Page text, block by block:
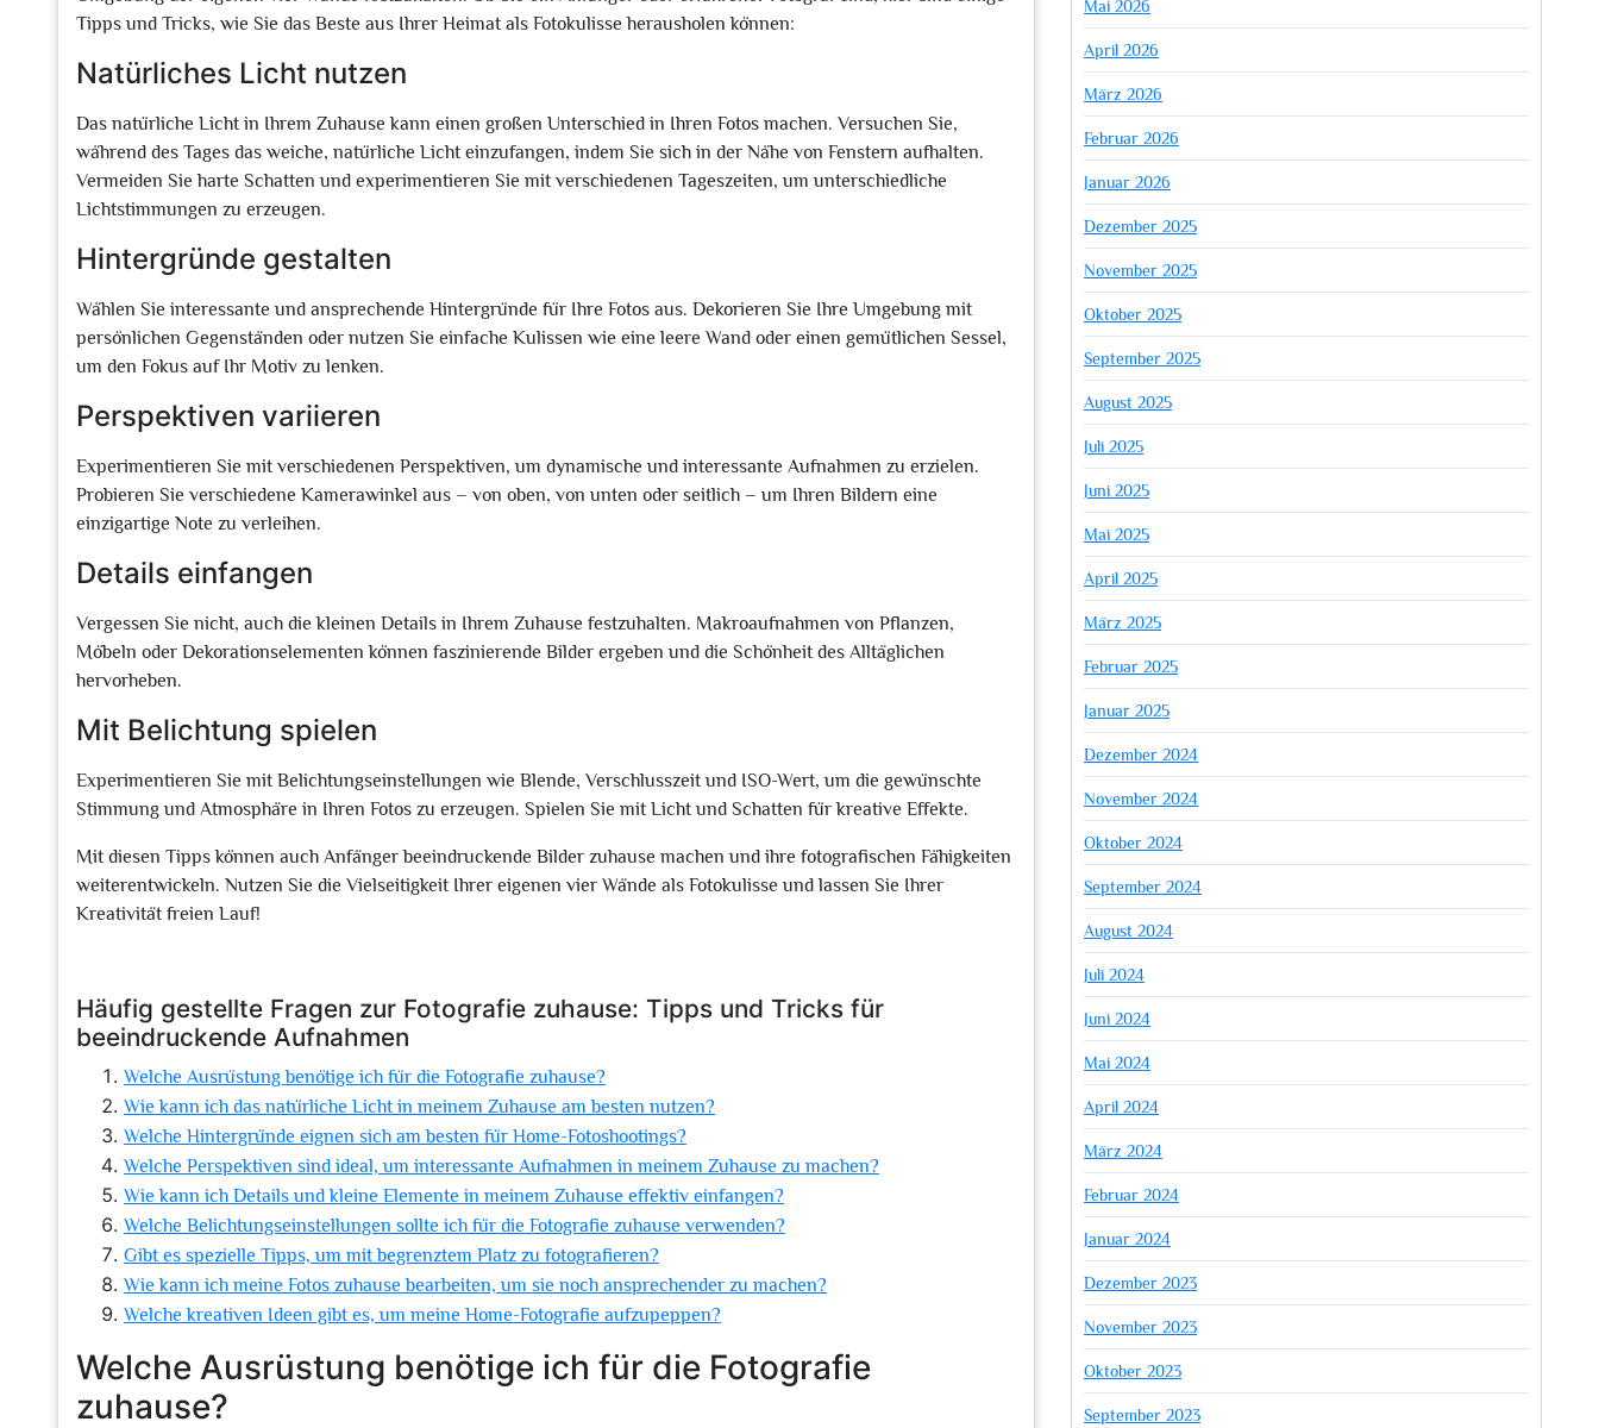
Tipps und Tricks, wie Sie das Beste aus Ihrer Heimat als Fotokulisse herausholen können:
Natürliches Licht nutzen
Das natürliche Licht in Ihrem Zuhause kann einen großen Unterschied in Ihren Fotos machen. Versuchen Sie,
während des Tages das weiche, natürliche Licht einzufangen, indem Sie sich in der Nähe von Fenstern aufhalten.
Vermeiden Sie harte Schatten und experimentieren Sie mit verschiedenen Tageszeiten, um unterschiedliche
Lichtstimmungen zu erzeugen.
Hintergründe gestalten
Wählen Sie interessante und ansprechende Hintergründe für Ihre Fotos aus. Dekorieren Sie Ihre Umgebung mit
persönlichen Gegenständen oder nutzen Sie einfache Kulissen wie eine leere Wand oder einen gemütlichen Sessel,
um den Fokus auf Ihr Motiv zu lenken.
Perspektiven variieren
Experimentieren Sie mit verschiedenen Perspektiven, um dynamische und interessante Aufnahmen zu erzielen.
Probieren Sie verschiedene Kamerawinkel aus – von oben, von unten oder seitlich – um Ihren Bildern eine
einzigartige Note zu verleihen.
Details einfangen
Vergessen Sie nicht, auch die kleinen Details in Ihrem Zuhause festzuhalten. Makroaufnahmen von Pflanzen,
Möbeln oder Dekorationselementen können faszinierende Bilder ergeben und die Schönheit des Alltäglichen
hervorheben.
Mit Belichtung spielen
Experimentieren Sie mit Belichtungseinstellungen wie Blende, Verschlusszeit und ISO-Wert, um die gewünschte
Stimmung und Atmosphäre in Ihren Fotos zu erzeugen. Spielen Sie mit Licht und Schatten für kreative Effekte.
Mit diesen Tipps können auch Anfänger beeindruckende Bilder zuhause machen und ihre fotografischen Fähigkeiten
weiterentwickeln. Nutzen Sie die Vielseitigkeit Ihrer eigenen vier Wände als Fotokulisse und lassen Sie Ihrer
Kreativität freien Lauf!
Häufig gestellte Fragen zur Fotografie zuhause: Tipps und Tricks für
beeindruckende Aufnahmen
Welche Ausrüstung benötige ich für die Fotografie zuhause?
Wie kann ich das natürliche Licht in meinem Zuhause am besten nutzen?
Welche Hintergründe eignen sich am besten für Home-Fotoshootings?
Welche Perspektiven sind ideal, um interessante Aufnahmen in meinem Zuhause zu machen?
Wie kann ich Details und kleine Elemente in meinem Zuhause effektiv einfangen?
Welche Belichtungseinstellungen sollte ich für die Fotografie zuhause verwenden?
Gibt es spezielle Tipps, um mit begrenztem Platz zu fotografieren?
Wie kann ich meine Fotos zuhause bearbeiten, um sie noch ansprechender zu machen?
Welche kreativen Ideen gibt es, um meine Home-Fotografie aufzupeppen?
Welche Ausrüstung benötige ich für die Fotografie
zuhause?
Mai 2026
April 2026
März 2026
Februar 2026
Januar 2026
Dezember 2025
November 2025
Oktober 2025
September 2025
August 2025
Juli 2025
Juni 2025
Mai 2025
April 2025
März 2025
Februar 2025
Januar 2025
Dezember 2024
November 2024
Oktober 2024
September 2024
August 2024
Juli 2024
Juni 2024
Mai 2024
April 2024
März 2024
Februar 2024
Januar 2024
Dezember 2023
November 2023
Oktober 2023
September 2023